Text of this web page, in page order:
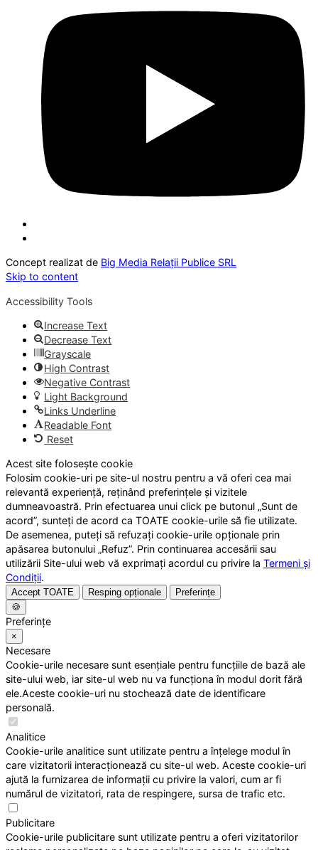
Concept realizat de Big Media Relații Publice SRL
Skip to content
Accessibility Tools
Increase Text
Decrease Text
Grayscale
High Contrast
Negative Contrast
Light Background
Links Underline
Readable Font
Reset
Acest site folosește cookie
Folosim cookie-uri pe site-ul nostru pentru a vă oferi cea mai
relevantă experiență, reținând preferințele și vizitele
dumneavoastră. Prin efectuarea unui click pe butonul „Sunt de
acord”, sunteți de acord ca TOATE cookie-urile să fie utilizate.
De asemenea, puteți să refuzați cookie-urile opționale prin
apăsarea butonului „Refuz”. Prin continuarea accesării sau
utilizării Site-ului web vă exprimați acordul cu privire la Termeni și
Condiții.
Accept TOATE Resping opționale
Preferințe
🍪
Preferințe
×
Necesare
Cookie-urile necesare sunt esențiale pentru funcțiile de bază ale
site-ului web, iar site-ul web nu va funcționa în modul dorit fără
ele.Aceste cookie-uri nu stochează date de identificare
personală.
Analitice
Cookie-urile analitice sunt utilizate pentru a înțelege modul în
care vizitatorii interacționează cu site-ul web. Aceste cookie-uri
ajută la furnizarea de informații cu privire la valori, cum ar fi
numărul de vizitatori, rata de respingere, sursa de trafic etc.
Publicitare
Cookie-urile publicitare sunt utilizate pentru a oferi vizitatorilor